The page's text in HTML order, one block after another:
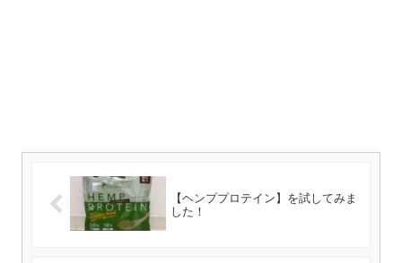
【ヘンププロテイン】を試してみま
した！